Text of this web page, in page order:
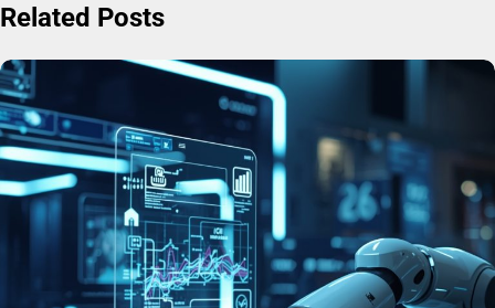
Related Posts